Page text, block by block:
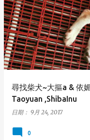
尋找柴犬~大摳a & 依
Taoyuan ,ShibaInu
日期： 9月 24, 2017
0